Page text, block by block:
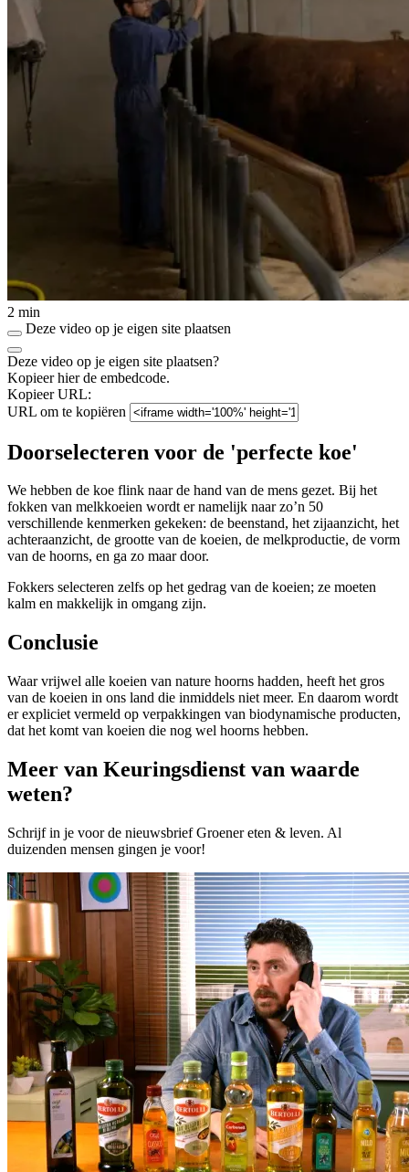
2 min
Deze video op je eigen site plaatsen
Deze video op je eigen site plaatsen?
Kopieer hier de embedcode.
Kopieer URL:
URL om te kopiëren
Doorselecteren voor de 'perfecte koe'
We hebben de koe flink naar de hand van de mens gezet. Bij het
fokken van melkkoeien wordt er namelijk naar zo’n 50
verschillende kenmerken gekeken: de beenstand, het zijaanzicht, het
achteraanzicht, de grootte van de koeien, de melkproductie, de vorm
van de hoorns, en ga zo maar door.
Fokkers selecteren zelfs op het gedrag van de koeien; ze moeten
kalm en makkelijk in omgang zijn.
Conclusie
Waar vrijwel alle koeien van nature hoorns hadden, heeft het gros
van de koeien in ons land die inmiddels niet meer. En daarom wordt
er expliciet vermeld op verpakkingen van biodynamische producten,
dat het komt van koeien die nog wel hoorns hebben.
Meer van Keuringsdienst van waarde
weten?
Schrijf in je voor de nieuwsbrief Groener eten & leven. Al
duizenden mensen gingen je voor!